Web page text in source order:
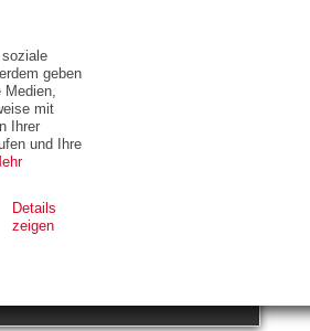
ZUM THEMA
geben
Medien,
mit
Ihrer
und Ihre
Details
zeigen